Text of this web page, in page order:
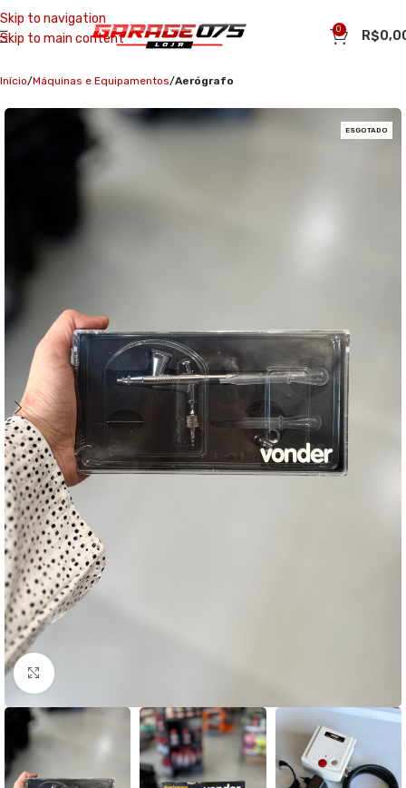
Skip to navigation
Skip to main content
0 R$
Início Máquinas e Equipamentos Aerógrafo
ESGOTADO
Clique para ampliar